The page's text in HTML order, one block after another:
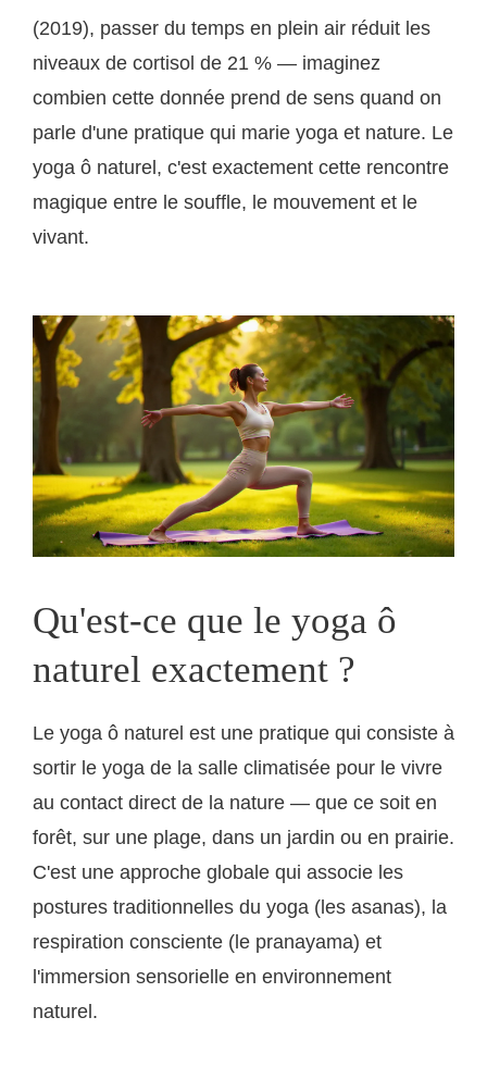
(2019), passer du temps en plein air réduit les
niveaux de cortisol de 21 % — imaginez
combien cette donnée prend de sens quand on
parle d'une pratique qui marie yoga et nature. Le
yoga ô naturel, c'est exactement cette rencontre
magique entre le souffle, le mouvement et le
vivant.
Qu'est-ce que le yoga ô
naturel exactement ?
Le yoga ô naturel est une pratique qui consiste à
sortir le yoga de la salle climatisée pour le vivre
au contact direct de la nature — que ce soit en
forêt, sur une plage, dans un jardin ou en prairie.
C'est une approche globale qui associe les
postures traditionnelles du yoga (les asanas), la
respiration consciente (le pranayama) et
l'immersion sensorielle en environnement
naturel.